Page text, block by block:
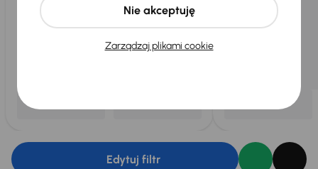
Edytuj filtr
Zarządzaj plikami cookie
Nie akceptuję